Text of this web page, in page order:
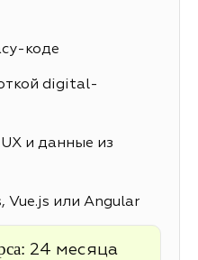
коде
digital-
и данные из
Vue.js или Angular
24 месяца